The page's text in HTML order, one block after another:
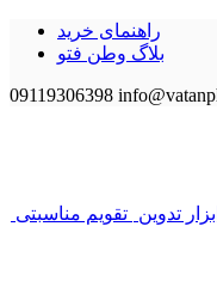
راهنمای خرید
بلاگ وطن فتو
09119306398
ابزار تدوین تقویم مناسبتی